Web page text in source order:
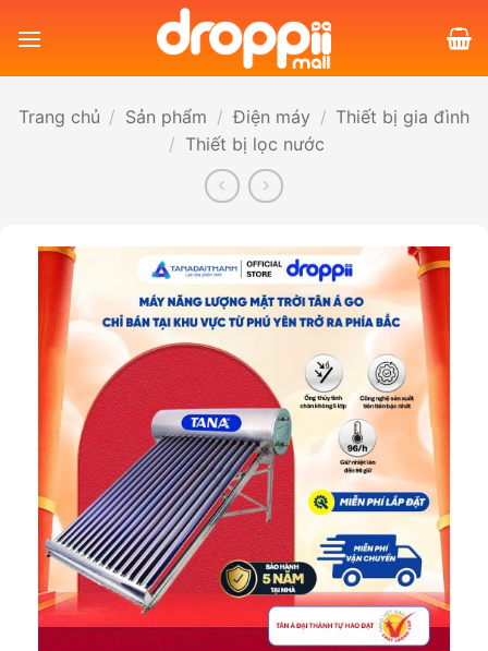
qua
Trang chủ / Sản phẩm / Điện máy / Thiết bị gia đình
/ Thiết bị lọc nước